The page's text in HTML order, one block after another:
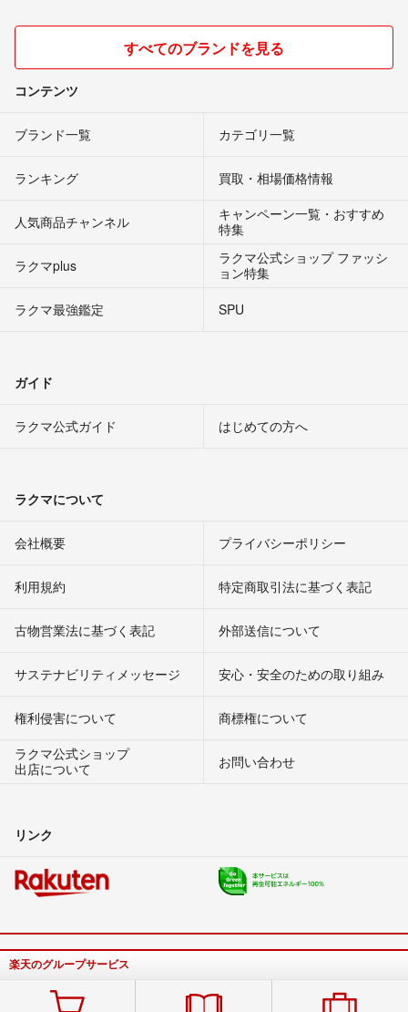
すべてのブランドを見る
コンテンツ
ブランド一覧 カテゴリ一覧
ランキング 買取・相場価格情報
人気商品チャンネル
キャンペーン一覧・おすすめ
特集
ラクマplus
ラクマ公式ショップ ファッシ
ョン特集
ラクマ最強鑑定
SPU
ガイド
ラクマ公式ガイド はじめての方へ
ラクマについて
会社概要 プライバシーポリシー
利用規約 特定商取引法に基づく表記
古物営業法に基づく表記 外部送信について
サステナビリティメッセージ 安心・安全のための取り組み
権利侵害について
商標権について
ラクマ公式ショップ
出店について
お問い合わせ
リンク
楽天のグループサービス